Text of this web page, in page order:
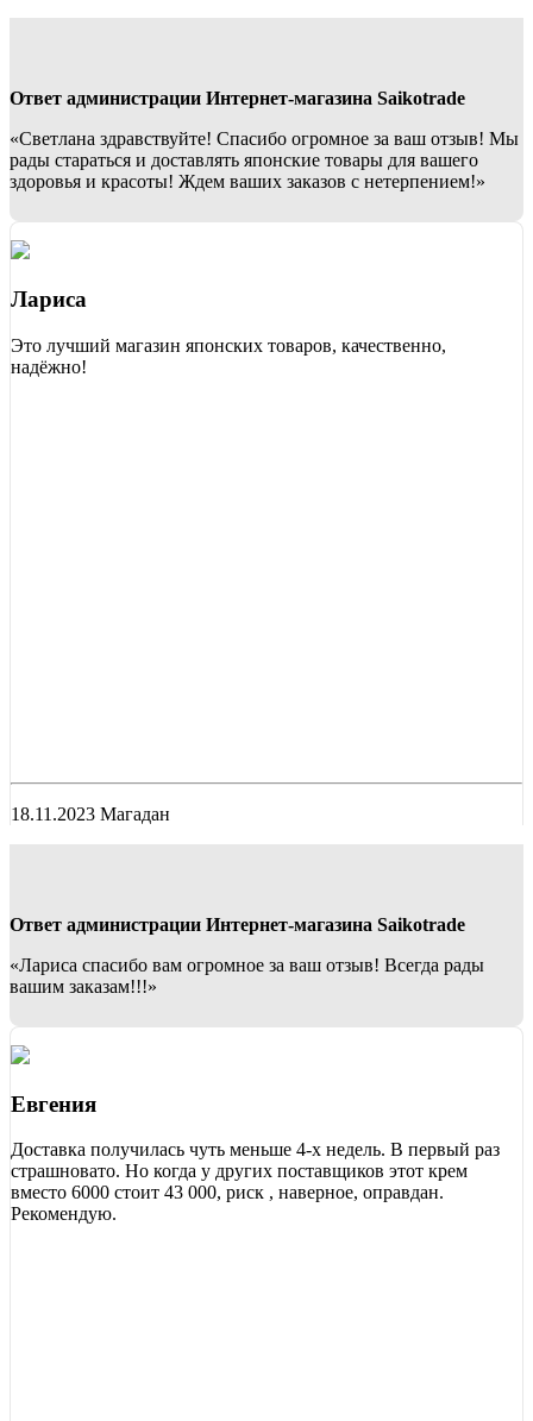
Ответ администрации Интернет-магазина Saikotrade
«Светлана здравствуйте! Спасибо огромное за ваш отзыв! Мы
рады стараться и доставлять японские товары для вашего
здоровья и красоты! Ждем ваших заказов с нетерпением!»
Лариса
Это лучший магазин японских товаров, качественно,
надёжно!
18.11.2023 Магадан
Ответ администрации Интернет-магазина Saikotrade
«Лариса спасибо вам огромное за ваш отзыв! Всегда рады
вашим заказам!!!»
Евгения
Доставка получилась чуть меньше 4-х недель. В первый раз
страшновато. Но когда у других поставщиков этот крем
вместо 6000 стоит 43 000, риск , наверное, оправдан.
Рекомендую.